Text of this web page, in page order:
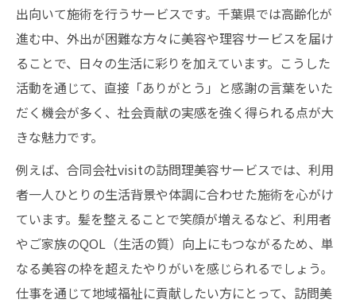
出向いて施術を行うサービスです。千葉県では高齢化が
進む中、外出が困難な方々に美容や理容サービスを届け
ることで、日々の生活に彩りを加えています。こうした
活動を通じて、直接「ありがとう」と感謝の言葉をいた
だく機会が多く、社会貢献の実感を強く得られる点が大
きな魅力です。
例えば、合同会社visitの訪問理美容サービスでは、利用
者一人ひとりの生活背景や体調に合わせた施術を心がけ
ています。髪を整えることで笑顔が増えるなど、利用者
やご家族のQOL（生活の質）向上にもつながるため、単
なる美容の枠を超えたやりがいを感じられるでしょう。
仕事を通じて地域福祉に貢献したい方にとって、訪問美